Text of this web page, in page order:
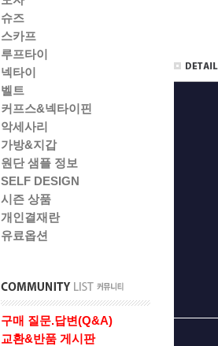
슈즈
스카프
루프타이
넥타이
벨트
커프스&넥타이핀
악세사리
가방&지갑
원단 샘플 정보
SELF DESIGN
시즌 상품
개인결재란
유료옵션
구매 질문.답변(Q&A)
교환&반품 게시판